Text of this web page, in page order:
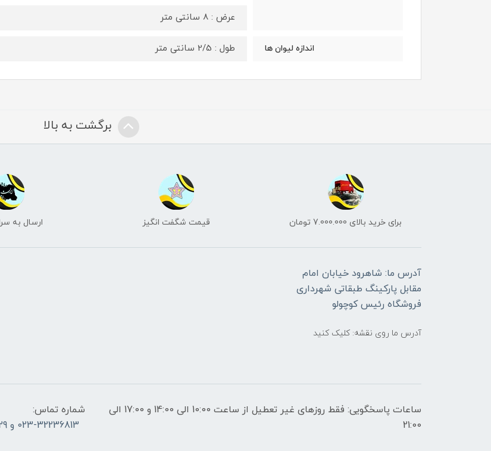
عرض : 8 سانتی متر
اندازه لیوان ها طول : 2/5 سانتی متر
برگشت به بالا
برای خرید بالای 7.000.000 تومان قیمت شگفت انگیز ارسال به
آدرس ما: شاهرود خیابان امام
مقابل پارکینگ طبقاتی شهرداری
فروشگاه رئیس کوچولو
آدرس ما روی نقشه: کلیک کنید
ساعات پاسخگویی: فقط روزهای غیر تعطیل از ساعت 10:00 الی 14:00 و 17:00 الی
21:00
شماره تماس:
023-32236813 و 09198551429